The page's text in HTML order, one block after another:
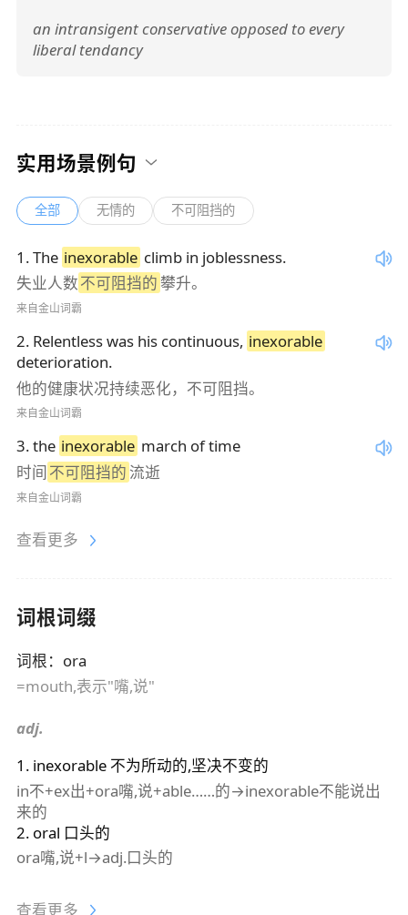
an intransigent conservative opposed to every
liberal tendancy
实用场景例句
全部 无情的 不可阻挡的
1 .The inexorable climb in joblessness.
失业人数不可阻挡的 攀升。
来自金山词霸
2. Relentless was his continuous, inexorable
deterioration.
他的健康状况持续恶化，不可阻挡。
来自金山词霸
3.the inexorable march of time
时间不可阻挡的 流逝
来自金山词霸
查看更多
词根词缀
词根： ora
=mouth,表示"嘴,说"
adj.
1 . inexorable 不为所动的,坚决不变的
in不+ex出+ora嘴,说+able……的→inexorable不能说出
来的
2. oral 口头的
ora嘴,说+l→adj.口头的
查看更多